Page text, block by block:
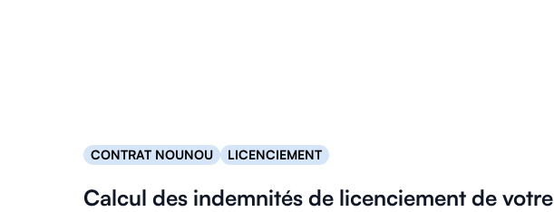
CONTRAT NOUNOU LICENCIEMENT
Calcul des indemnités de licenciement de votre